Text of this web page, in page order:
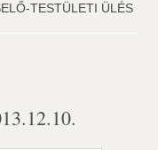
TESTÜLETI ÜLÉS